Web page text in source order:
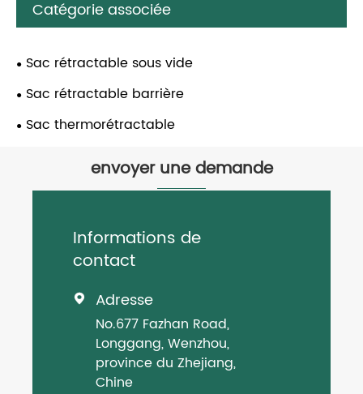
Catégorie associée
Sac rétractable sous vide
Sac rétractable barrière
Sac thermorétractable
envoyer une demande
Informations de
contact
 Adresse
No.677 Fazhan Road,
Longgang, Wenzhou,
province du Zhejiang,
Chine